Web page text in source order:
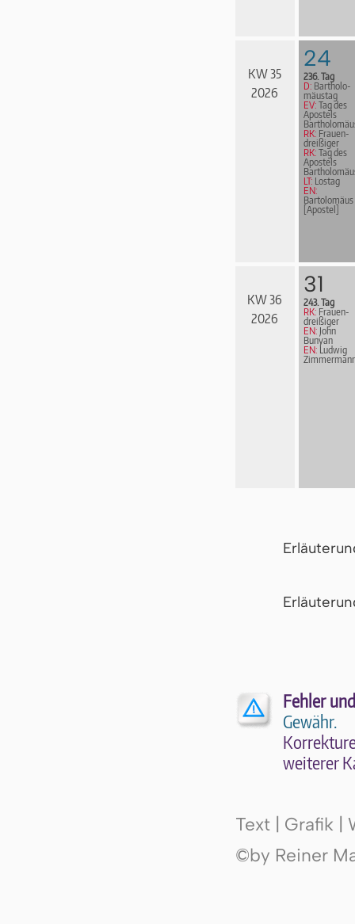
KW 35
2026
24
236. Tag
D: Bar­tho­lo­
mä­us­tag
EV: Tag des
Apostels
RK: Frau­en­
drei­ßi­ger
RK: Tag des
Apostels
LT: Lostag
EN:
Bartolomäus
[Apostel]
KW 36
2026
31
243. Tag
RK: Frau­en­
drei­ßi­ger
EN: John
Bunyan
EN: Ludwig
Fehler
Gewähr.
wei­te­rer
Text | Grafik |
©by Reiner